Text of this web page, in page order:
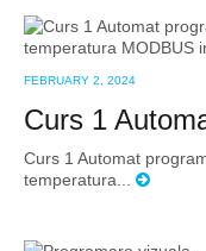
FEBRUARY 2, 2024
Curs 1
Curs 1 Automat
temperatura...